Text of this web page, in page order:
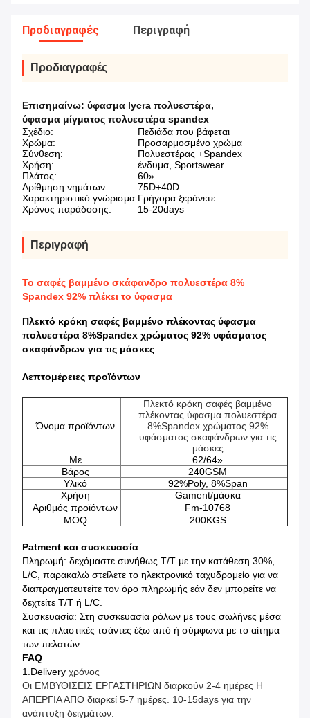
Προδιαγραφές Περιγραφή
Προδιαγραφές
Επισημαίνω: ύφασμα lycra πολυεστέρα,
ύφασμα μίγματος πολυεστέρα spandex
Σχέδιο:
Πεδιάδα που βάφεται
Χρώμα:
Προσαρμοσμένο χρώμα
Σύνθεση:
Πολυεστέρας +Spandex
Χρήση:
ένδυμα, Sportswear
Πλάτος:
60»
Αρίθμηση νημάτων:
75D+40D
Χαρακτηριστικό γνώρισμα:Γρήγορα ξεράνετε
Χρόνος παράδοσης:
15-20days
Περιγραφή
Το σαφές βαμμένο σκάφανδρο πολυεστέρα 8%
Spandex 92% πλέκει το ύφασμα
Πλεκτό κρόκη σαφές βαμμένο πλέκοντας ύφασμα
πολυεστέρα 8%Spandex χρώματος 92% υφάσματος
σκαφάνδρων για τις μάσκες
Λεπτομέρειες προϊόντων
Όνομα προϊόντων
Πλεκτό κρόκη σαφές βαμμένο
πλέκοντας ύφασμα πολυεστέρα
8%Spandex χρώματος 92%
υφάσματος σκαφάνδρων για τις
μάσκες
Με
62/64»
Βάρος
240GSM
Υλικό
92%Poly, 8%Span
Χρήση
Gament/μάσκα
Αριθμός προϊόντων
Fm-10768
MOQ
200KGS
Patment και συσκευασία
Πληρωμή: δεχόμαστε συνήθως T/T με την κατάθεση 30%,
L/C, παρακαλώ στείλετε το ηλεκτρονικό ταχυδρομείο για να
διαπραγματευτείτε τον όρο πληρωμής εάν δεν μπορείτε να
δεχτείτε T/T ή L/C.
Συσκευασία: Στη συσκευασία ρόλων με τους σωλήνες μέσα
και τις πλαστικές τσάντες έξω από ή σύμφωνα με το αίτημα
των πελατών.
FAQ
1.Delivery χρόνος
Οι ΕΜΒΥΘΙΣΕΙΣ ΕΡΓΑΣΤΗΡΙΩΝ διαρκούν 2-4 ημέρες Η
ΑΠΕΡΓΙΑ ΑΠΟ διαρκεί 5-7 ημέρες. 10-15days για την
ανάπτυξη δειγμάτων.